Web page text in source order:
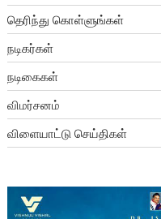
தெரிந்து கொள்ளுங்கள்
நடிகர்கள்
நடிகைகள்
விமர்சனம்
விளையாட்டு செய்திகள்